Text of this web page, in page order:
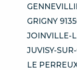
GRIGNY
JOINVILLE-
JUVISY-
LE